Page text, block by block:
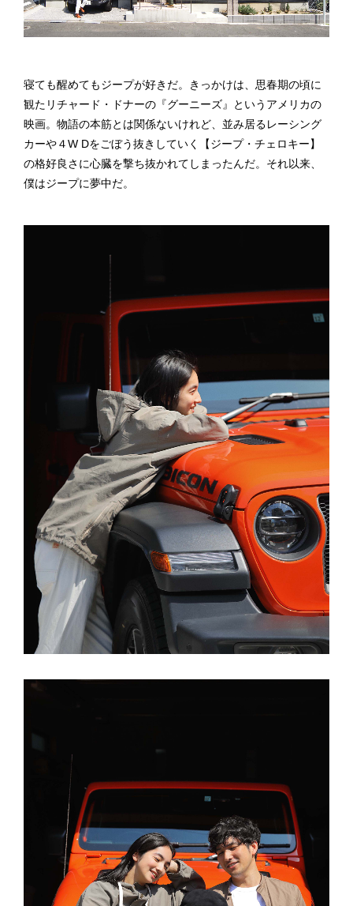
寝ても醒めてもジープが好きだ。きっかけは、思春期の頃に
観たリチャード・ドナーの『グーニーズ』というアメリカの
映画。物語の本筋とは関係ないけれど、並み居るレーシング
カーや４W Dをごぼう抜きしていく【ジープ・チェロキー】
の格好良さに心臓を撃ち抜かれてしまったんだ。それ以来、
僕はジープに夢中だ。